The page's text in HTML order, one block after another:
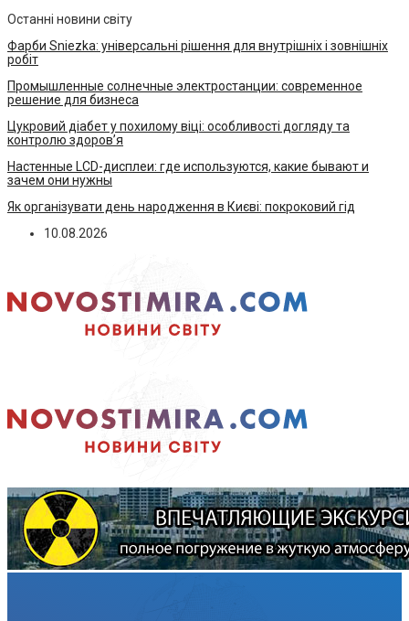
Останні новини світу
Фарби Sniezka: універсальні рішення для внутрішніх і зовнішніх
робіт
Промышленные солнечные электростанции: современное
решение для бизнеса
Цукровий діабет у похилому віці: особливості догляду та
контролю здоров’я
Настенные LCD-дисплеи: где используются, какие бывают и
зачем они нужны
Як організувати день народження в Києві: покроковий гід
10.08.2026